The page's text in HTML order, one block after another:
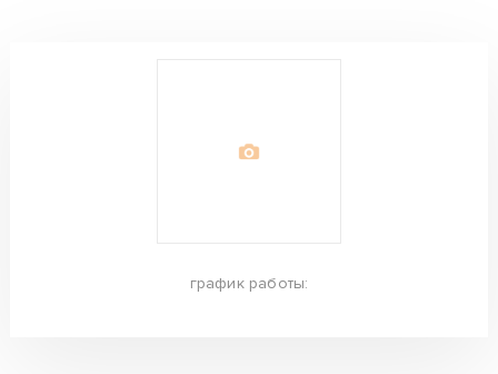
график работы: